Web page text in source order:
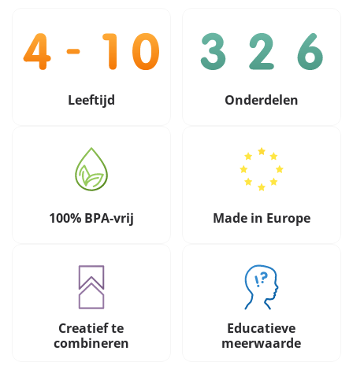
Leeftijd Onderdelen
100% BPA-vrij Made in Europe
Creatief te
combineren
Educatieve
meerwaarde